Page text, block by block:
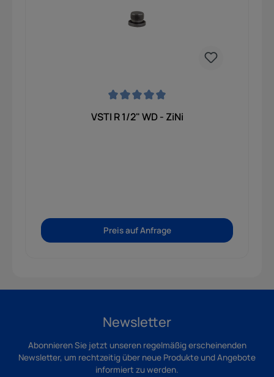
VSTI R 1/2" WD - ZiNi
Preis auf Anfrage
Newsletter
Abonnieren Sie jetzt unseren regelmäßig erscheinenden
Newsletter, um rechtzeitig über neue Produkte und Angebote
informiert zu werden.